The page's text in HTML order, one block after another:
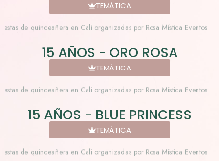
TEMÁTICA
15 AÑOS - ORO ROSA
TEMÁTICA
15 AÑOS - BLUE PRINCESS
TEMÁTICA